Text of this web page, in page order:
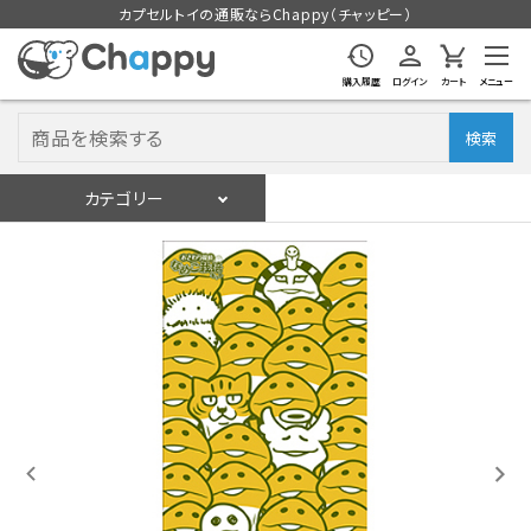
カプセルトイの通販ならChappy（チャッピー）
購入履歴 ログイン カート メニュー
検索
カテゴリー
会員登録
入荷スケジュールをチェック
カプセルトイマシン本体
カプセルトイ
販促用空カプセル